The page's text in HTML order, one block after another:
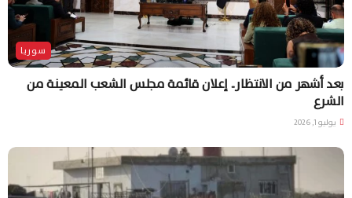
سوريا
بعد أشهر من الانتظار.. إعلان قائمة مجلس الشعب المعينة من
الشرع
يوليو 1, 2026